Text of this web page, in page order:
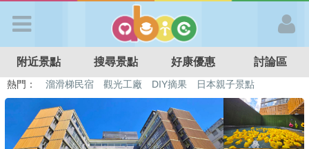
APP登入
首 頁
附近景點 搜尋景點 好康優惠 討論區
熱門： 溜滑梯民宿 觀光工廠 DIY摘果
日本親子景點
特色遊戲場
親子住房優惠 台北親子餐廳 溫泉泡湯SPA